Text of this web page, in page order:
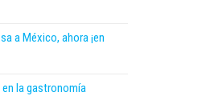
a México, ahora ¡en
la gastronomía